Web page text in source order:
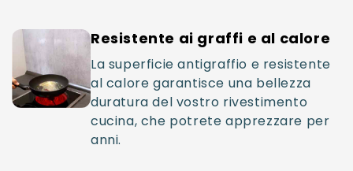
Resistente ai graffi e al calore
La superficie antigraffio e resistente
al calore garantisce una bellezza
duratura del vostro rivestimento
cucina, che potrete apprezzare per
anni.